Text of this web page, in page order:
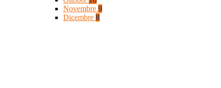
Novembre 9
Dicembre 8